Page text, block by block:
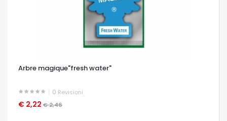
Arbre magique"fresh water"
0 Revisioni
€ 2,22 € 2,46
OCCHIATA VELOCE